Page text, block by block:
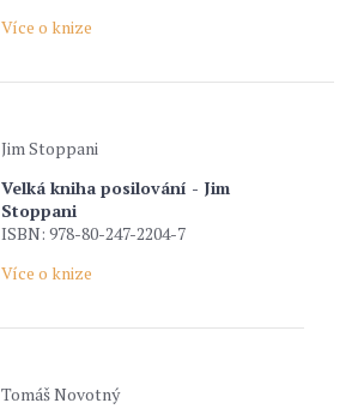
Více o knize
Jim Stoppani
Velká kniha posilování - Jim
Stoppani
ISBN: 978-80-247-2204-7
Více o knize
Tomáš Novotný